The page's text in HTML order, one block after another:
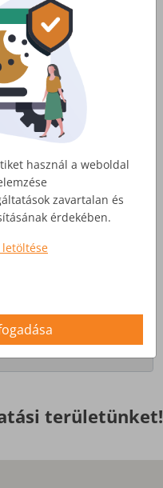
tv
területünket!
használ a weboldal
zavartalan és
érdekében.